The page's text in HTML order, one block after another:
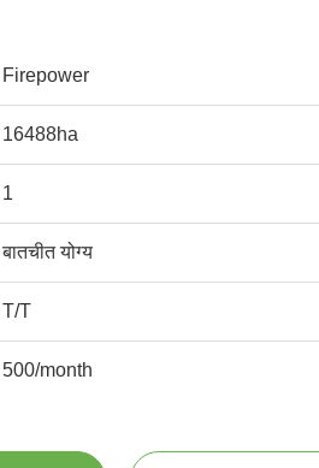
Firepower
16488ha
1
बातचीत योग्य
T/T
500/month